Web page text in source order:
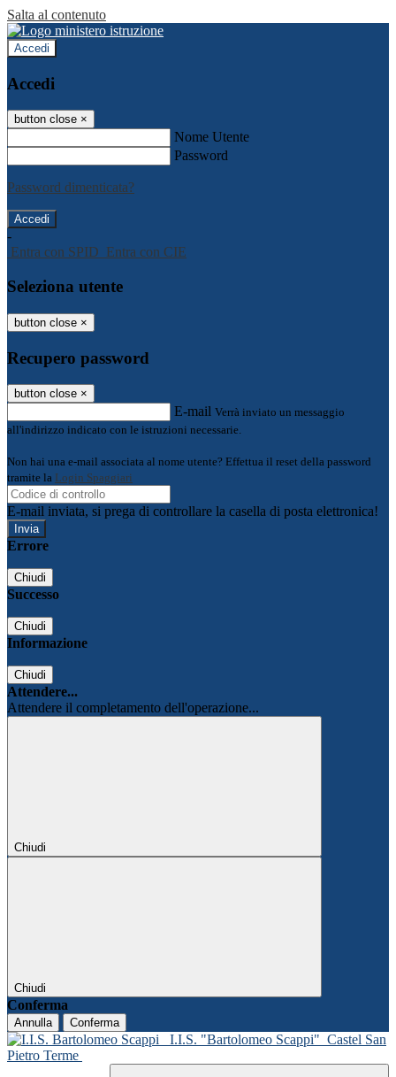
Salta al contenuto
Accedi
Accedi
button close ×
Nome Utente
Password
Password dimenticata?
-
Entra con SPID Entra con CIE
Seleziona utente
button close ×
Recupero password
button close ×
E-mail Verrà inviato un messaggio
all'indirizzo indicato con le istruzioni necessarie.
Non hai una e-mail associata al nome utente? Effettua il reset della password
tramite la Login Spaggiari
E-mail inviata, si prega di controllare la casella di posta elettronica!
Errore
Chiudi
Successo
Chiudi
Informazione
Chiudi
Attendere...
Attendere il completamento dell'operazione...
Chiudi
Chiudi
Conferma
Annulla Conferma
I.I.S. "Bartolomeo Scappi" Castel San
Pietro Terme